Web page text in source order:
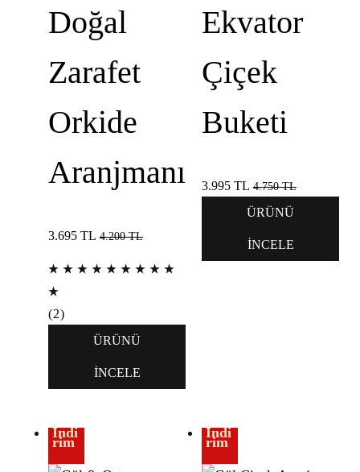
Doğal
Zarafet
Orkide
Aranjmanı
3.695 TL 4.200TL
(2)
ÜRÜNÜ
İNCELE
Ekvator
Çiçek
Buketi
3.995 TL 4.750TL
ÜRÜNÜ
İNCELE
İndi
rim
İndi
rim